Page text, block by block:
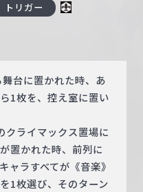
トリガー
舞台に置かれた時、あ
1枚を、控え室に置い
クライマックス置場に
置かれた時、前列に
ャラすべてが《音楽》
1枚選び、そのターン